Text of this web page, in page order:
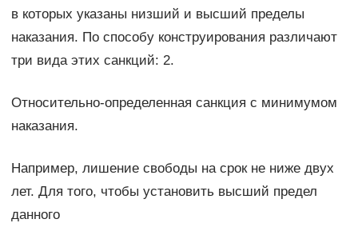
в которых указаны низший и высший пределы
наказания. По способу конструирования различают
три вида этих санкций: 2.
Относительно-определенная санкция с минимумом
наказания.
Например, лишение свободы на срок не ниже двух
лет. Для того, чтобы установить высший предел
данного